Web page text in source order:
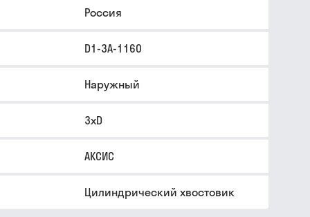
Россия
D1-3A-1160
Наружный
3xD
АКСИС
Цилиндрический хвостовик